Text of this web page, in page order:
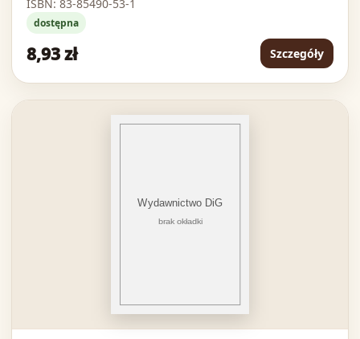
ISBN: 83-85490-53-1
dostępna
8,93 zł Szczegóły